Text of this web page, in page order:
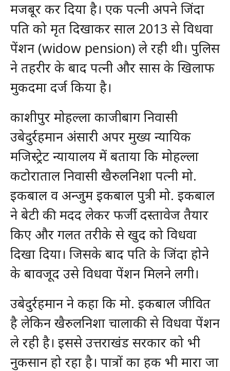
मजबूर कर दिया है। एक पत्नी अपने जिंदा
पति को मृत दिखाकर साल 2013 से विधवा
पेंशन (widow pension) ले रही थी। पुलिस
ने तहरीर के बाद पत्नी और सास के खिलाफ
मुकदमा दर्ज किया है।
काशीपुर मोहल्ला काजीबाग निवासी
उबेदुर्रहमान अंसारी अपर मुख्य न्यायिक
मजिस्ट्रेट न्यायालय में बताया कि मोहल्ला
कटोराताल निवासी खैरुलनिशा पत्नी मो.
इकबाल व अन्जुम इकबाल पुत्री मो. इकबाल
ने बेटी की मदद लेकर फर्जी दस्तावेज तैयार
किए और गलत तरीके से खुद को विधवा
दिखा दिया। जिसके बाद पति के जिंदा होने
के बावजूद उसे विधवा पेंशन मिलने लगी।
उबेदुर्रहमान ने कहा कि मो. इकबाल जीवित
है लेकिन खैरुलनिशा चालाकी से विधवा पेंशन
ले रही है। इससे उत्तराखंड सरकार को भी
नुकसान हो रहा है। पात्रों का हक भी मारा जा